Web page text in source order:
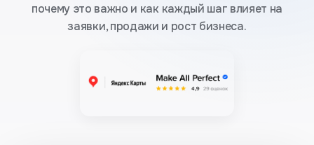
почему это важно и как каждый шаг влияет на
заявки, продажи и рост бизнеса.